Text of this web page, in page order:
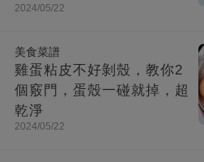
2024/05/22
美食菜譜
雞蛋粘皮不好剝殼，教你2
個竅門，蛋殼一碰就掉，超
乾淨
2024/05/22